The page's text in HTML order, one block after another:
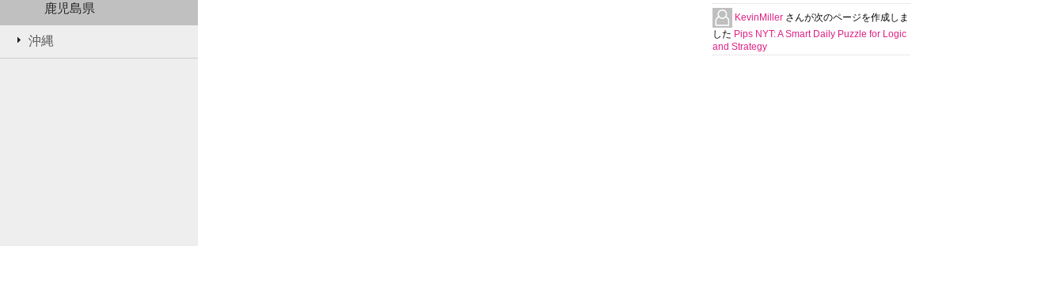
鹿児島県
沖縄
KevinMiller さんが次のページを作成しま
した Pips NYT: A Smart Daily Puzzle for Logic
and Strategy